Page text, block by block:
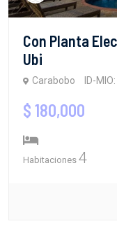
Con Planta
Ubi
Carabobo ID-
$ 180,000
Habitaciones 4